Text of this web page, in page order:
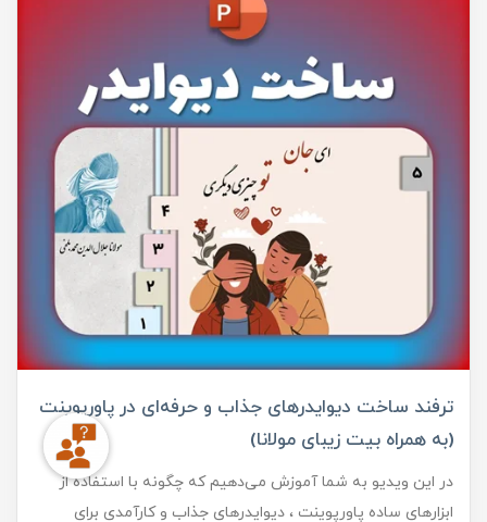
ترفند ساخت دیوایدرهای جذاب و حرفه‌ای در پاورپوینت
(به همراه بیت زیبای مولانا)
در این ویدیو به شما آموزش می‌دهیم که چگونه با استفاده از
ابزارهای ساده پاورپوینت ، دیوایدرهای جذاب و کارآمدی برای